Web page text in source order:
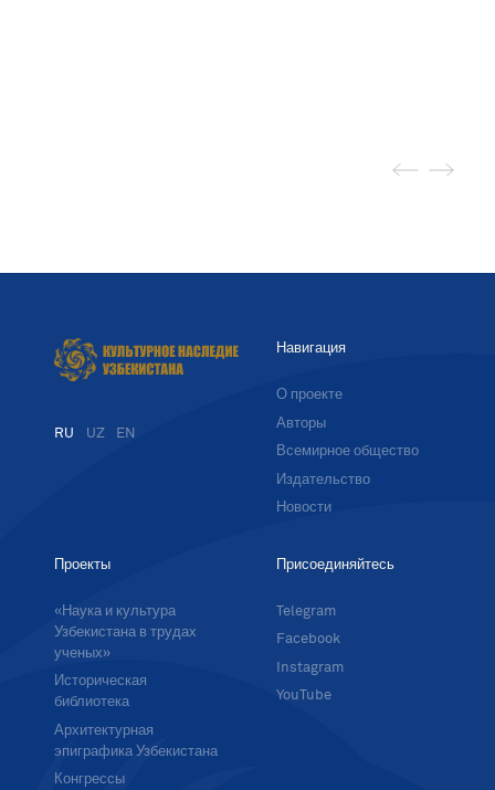
RU UZ EN
Навигация
О проекте
Авторы
Всемирное общество
Издательство
Новости
Проекты
«Наука и культура
Узбекистана в трудах
ученых»
Историческая
библиотека
Архитектурная
эпиграфика Узбекистана
Конгрессы
Присоединяйтесь
Telegram
Facebook
Instagram
YouTube